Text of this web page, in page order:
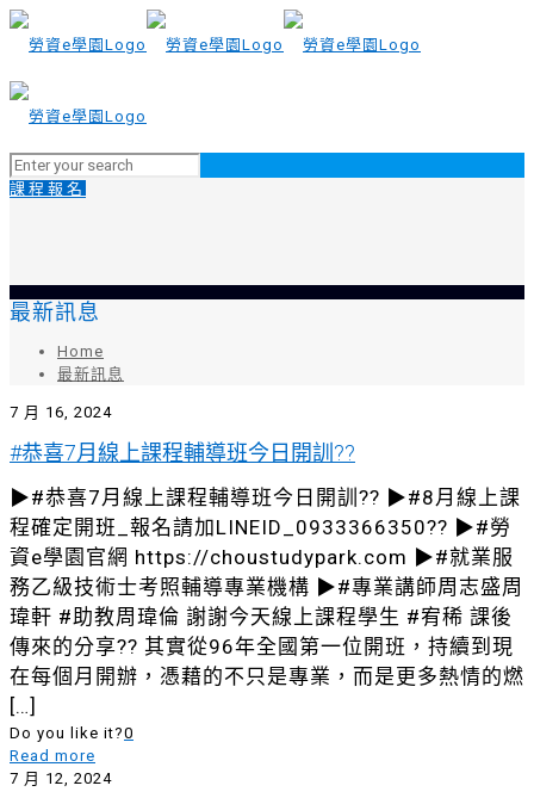
課程報名
最新訊息
Home
最新訊息
7 月 16, 2024
#恭喜7月線上課程輔導班今日開訓??
▶#恭喜7月線上課程輔導班今日開訓?? ▶#8月線上課
程確定開班_報名請加LINEID_0933366350?? ▶#勞
資e學園官網 https://choustudypark.com ▶#就業服
務乙級技術士考照輔導專業機構 ▶#專業講師周志盛周
瑋軒 #助教周瑋倫 謝謝今天線上課程學生 #宥稀 課後
傳來的分享?? 其實從96年全國第一位開班，持續到現
在每個月開辦，憑藉的不只是專業，而是更多熱情的燃
[…]
Do you like it?0
Read more
7 月 12, 2024